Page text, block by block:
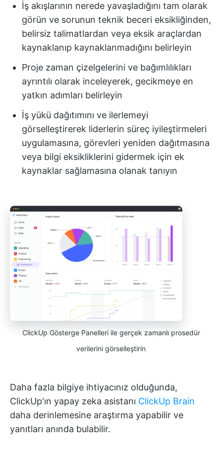
İş akışlarının nerede yavaşladığını tam olarak
görün ve sorunun teknik beceri eksikliğinden,
belirsiz talimatlardan veya eksik araçlardan
kaynaklanıp kaynaklanmadığını belirleyin
Proje zaman çizelgelerini ve bağımlılıkları
ayrıntılı olarak inceleyerek, gecikmeye en
yatkın adımları belirleyin
İş yükü dağıtımını ve ilerlemeyi
görselleştirerek liderlerin süreç iyileştirmeleri
uygulamasına, görevleri yeniden dağıtmasına
veya bilgi eksikliklerini gidermek için ek
kaynaklar sağlamasına olanak tanıyın
ClickUp Gösterge Panelleri ile gerçek zamanlı prosedür
verilerini görselleştirin
Daha fazla bilgiye ihtiyacınız olduğunda,
ClickUp'ın yapay zeka asistanı ClickUp Brain
daha derinlemesine araştırma yapabilir ve
yanıtları anında bulabilir.